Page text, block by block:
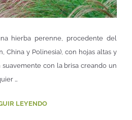
hierba perenne, procedente del
China y Polinesia), con hojas altas y
con la brisa creando un
…
LEYENDO